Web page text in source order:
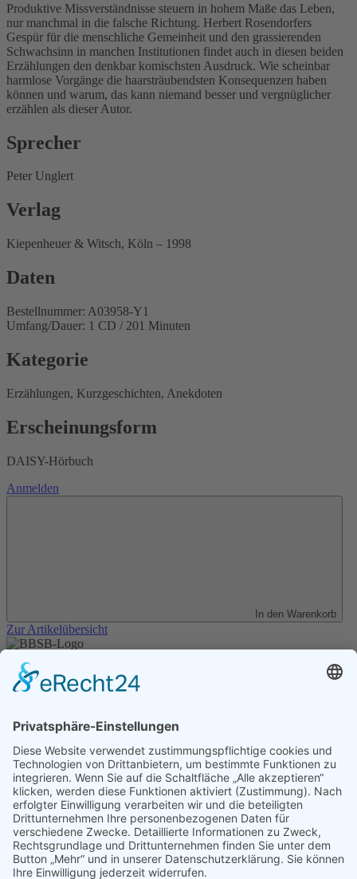
Produktive Missverständnisse steuern in hohem Maße das Leben,
nur manchmal in die falsche Richtung. Herbert Rosendorfers
Gespür für die menschliche Gemeinheit und den grassierenden
Schwachsinn in manchen Institutionen findet auch in diesen beiden
Erzählungen den denkbar komischsten Ausdruck. Wie scheinbar
harmlose Vorgänge die haarsträubendsten Konsequenzen haben
können und warum, das kann niemand besser und vergnüglicher
erzählen als dieser Autor.
Sprecher
Peter Unglert
Verlag
Kiepenheuer & Witsch, Köln – 1998
Daten
Bestellnummer: A03958-Y1
Umfang/Dauer: 1 CD / 201 Minuten
Kategorie
Erzählungen, Kurzgeschichten, Anekdoten
Erscheinungsform
DAISY-Hörbuch
Anmelden
In den Warenkorb
Zur Artikelübersicht
Unser Angebot
Shop
Datenschutz
Kontakt
Transparenzerklärung
BBSB-Inform: täglich aktualisierte Infos
für sehbehinderte und blinde Menschen
Anmeldung Newsletter BBSB-Inform